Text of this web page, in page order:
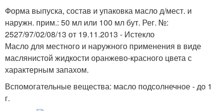
Форма выпуска, состав и упаковка масло д/мест. и
наружн. прим.: 50 мл или 100 мл бут. Рег. №:
2527/97/02/08/13 от 19.11.2013 - Истекло
Масло для местного и наружного применения в виде
маслянистой жидкости оранжево-красного цвета с
характерным запахом.
Вспомогательные вещества: масло подсолнечное - до 1
г.